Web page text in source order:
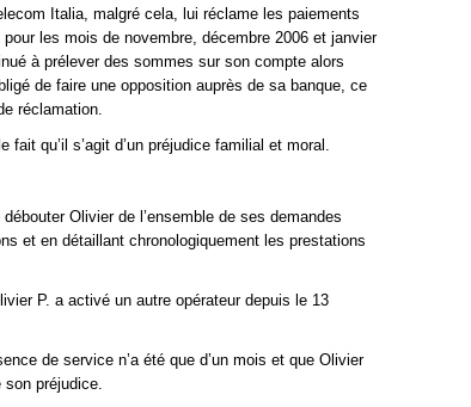
Italia, malgré cela, lui réclame les paiements
les mois de novembre, décembre 2006 et janvier
à prélever des sommes sur son compte alors
de faire une opposition auprès de sa banque, ce
réclamation.
qu’il s’agit d’un préjudice familial et moral.
Olivier de l’ensemble de ses demandes
et en détaillant chronologiquement les prestations
P. a activé un autre opérateur depuis le 13
de service n’a été que d’un mois et que Olivier
son préjudice.